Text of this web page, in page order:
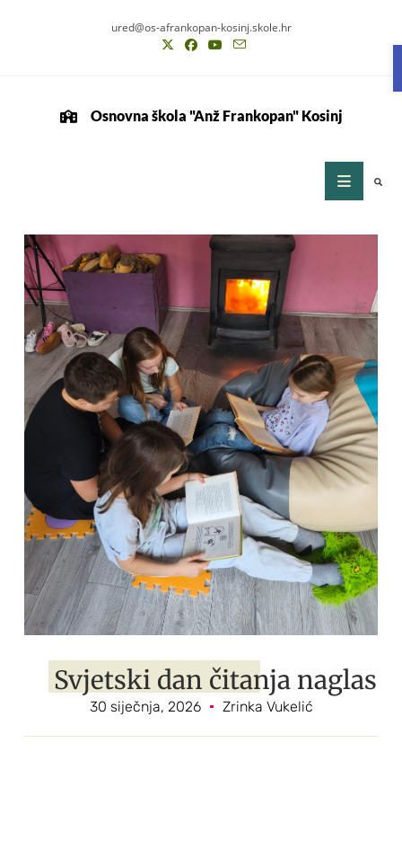
ured@os-afrankopan-kosinj.skole.hr
Osnovna škola "Anž Frankopan" Kosinj
Svjetski dan čitanja naglas
30 siječnja, 2026 Zrinka Vukelić